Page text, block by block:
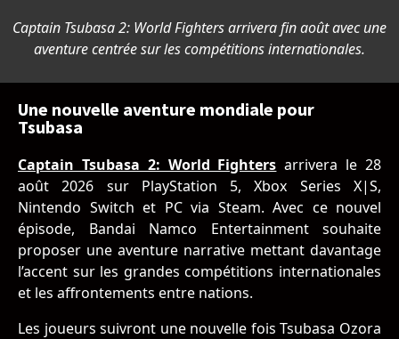
Captain Tsubasa 2: World Fighters arrivera fin août avec une
aventure centrée sur les compétitions internationales.
Une nouvelle aventure mondiale pour
Tsubasa
Captain Tsubasa 2: World Fighters arrivera le 28
août 2026 sur PlayStation 5, Xbox Series X|S,
Nintendo Switch et PC via Steam. Avec ce nouvel
épisode, Bandai Namco Entertainmentsouhaite
proposer une aventure narrative mettant davantage
l’accent sur les grandes compétitions internationales
et les affrontements entre nations.
Les joueurs suivront une nouvelle fois Tsubasa Ozora